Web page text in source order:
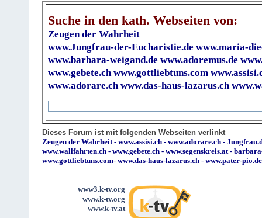
Suche in den kath. Webseiten von:
Zeugen der Wahrheit
www.Jungfrau-der-Eucharistie.de www.maria-
www.barbara-weigand.de www.adoremus.de
www.gebete.ch www.gottliebtuns.com
www.adorare.ch www.das-haus-lazarus.ch
Dieses Forum ist mit folgenden Webseiten verlinkt
Zeugen der Wahrheit- www.assisi.ch - www.adorare.ch -
www.wallfahrten.ch - www.gebete.ch - www.segenskreis.at-
www.gottliebtuns.com- www.das-haus-lazarus.ch - www.pater-pio.de
www3.k-tv.org
www.k-tv.org
www.k-tv.at